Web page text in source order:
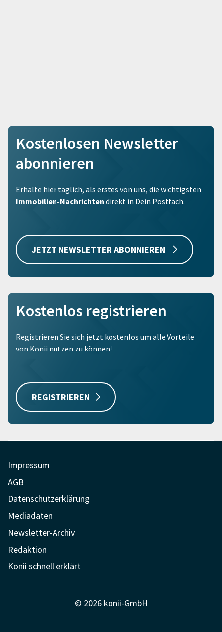
Kostenlosen Newsletter
abonnieren
Erhalte hier täglich, als erstes von uns, die wichtigsten
Immobilien-Nachrichten direkt in Dein Postfach.
JETZT NEWSLETTER ABONNIEREN
Kostenlos registrieren
Registrieren Sie sich jetzt kostenlos um alle Vorteile
von Konii nutzen zu können!
REGISTRIEREN
Impressum
AGB
Datenschutzerklärung
Mediadaten
Newsletter-Archiv
Redaktion
Konii schnell erklärt
© 2026 konii-GmbH